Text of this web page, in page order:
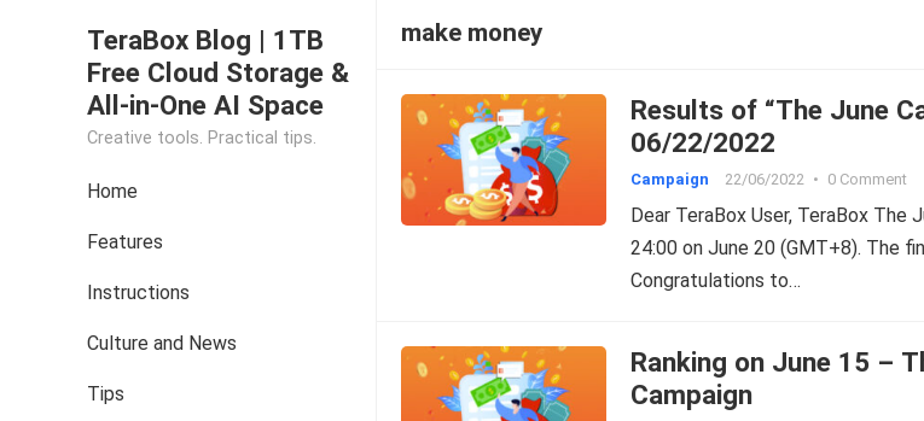
TeraBox Blog | 1TB
Free Cloud Storage &
All-in-One AI Space
Creative tools. Practical tips.
Home
Features
Instructions
Culture and News
Tips
make money
Results of “The June
06/22/2022
Campaign 22/06/2022 • 0 Comment
Dear TeraBox User, TeraBox The
24:00 on June 20 (GMT+8). The
Congratulations to…
Ranking on June 15 –
Campaign